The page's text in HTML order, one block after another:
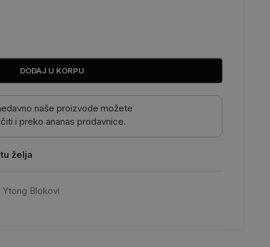
DODAJ U KORPU
naše proizvode možete
i preko ananas prodavnice.
želja
Ytong Blokovi